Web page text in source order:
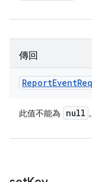
傳回
ReportEvent
此值不能為 null 。